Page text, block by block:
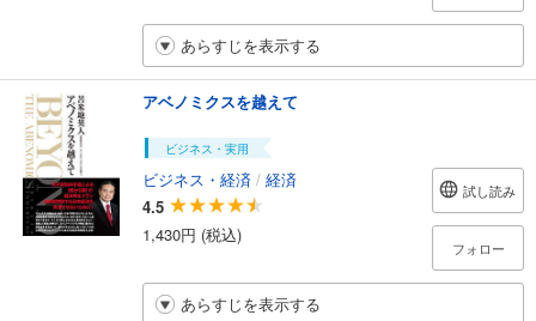
あらすじを表示する
アベノミクスを越えて
ビジネス・実用
ビジネス・経済 / 経済
4.5
1,430円 (税込)
試し読み
フォロー
あらすじを表示する